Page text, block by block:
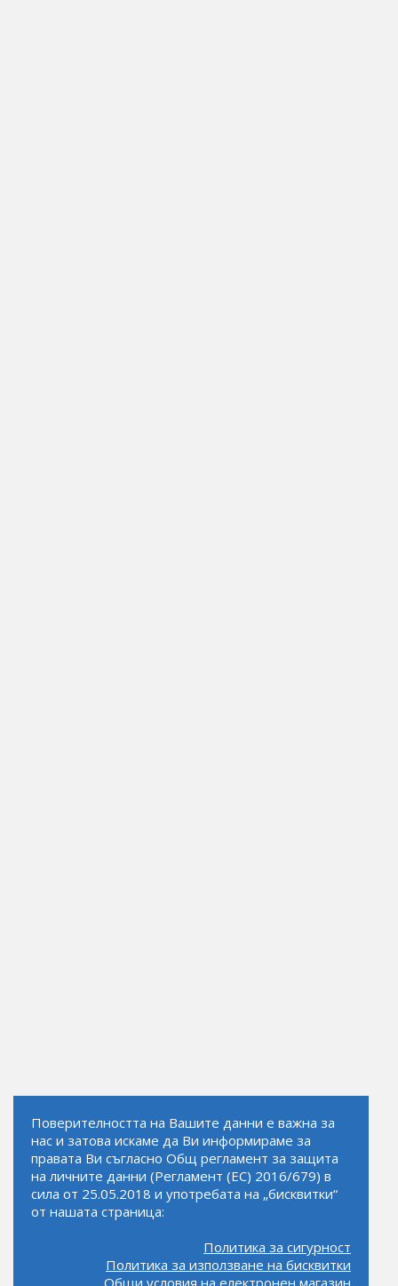
Поверителността на Вашите данни е важна за
нас и затова искаме да Ви информираме за
правата Ви съгласно Общ регламент за защита
на личните данни (Регламент (ЕС) 2016/679) в
сила от 25.05.2018 и употребата на „бисквитки“
от нашата страница:
Политика за сигурност
Политика за използване на бисквитки
Общи условия на електронен магазин